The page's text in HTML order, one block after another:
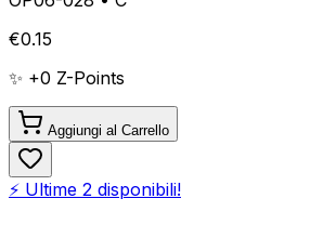
€0.15
✨ +0 Z-Points
Aggiungi al Carrello
⚡ Ultime 2 disponibili!